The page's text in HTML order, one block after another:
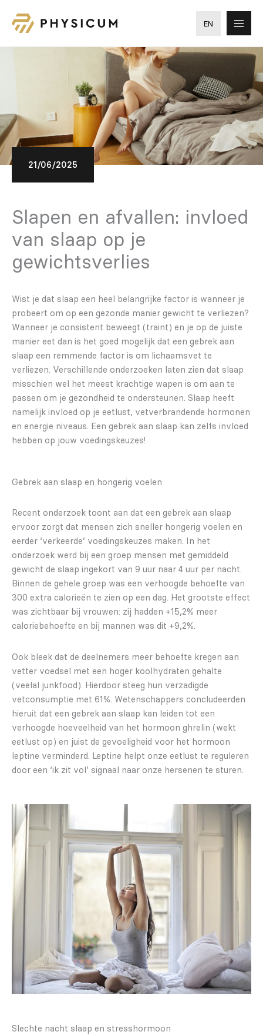
naar
inhoud
EN
21/06/2025
Slapen en afvallen: invloed
van slaap op je
gewichtsverlies
Wist je dat slaap een heel belangrijke factor is wanneer je
probeert om op een gezonde manier gewicht te verliezen?
Wanneer je consistent beweegt (traint) en je op de juiste
manier eet dan is het goed mogelijk dat een gebrek aan
slaap een remmende factor is om lichaamsvet te
verliezen. Verschillende onderzoeken laten zien dat slaap
misschien wel het meest krachtige wapen is om aan te
passen om je gezondheid te ondersteunen. Slaap heeft
namelijk invloed op je eetlust, vetverbrandende hormonen
en energie niveaus. Een gebrek aan slaap kan zelfs invloed
hebben op jouw voedingskeuzes!
Gebrek aan slaap en hongerig voelen
Recent onderzoek toont aan dat een gebrek aan slaap
ervoor zorgt dat mensen zich sneller hongerig voelen en
eerder ‘verkeerde’ voedingskeuzes maken. In het
onderzoek werd bij een groep mensen met gemiddeld
gewicht de slaap ingekort van 9 uur naar 4 uur per nacht.
Binnen de gehele groep was een verhoogde behoefte van
300 extra calorieën te zien op een dag. Het grootste effect
was zichtbaar bij vrouwen: zij hadden +15,2% meer
caloriebehoefte en bij mannen was dit +9,2%.
Ook bleek dat de deelnemers meer behoefte kregen aan
vetter voedsel met een hoger koolhydraten gehalte
(veelal junkfood). Hierdoor steeg hun verzadigde
vetconsumptie met 61%. Wetenschappers concludeerden
hieruit dat een gebrek aan slaap kan leiden tot een
verhoogde hoeveelheid van het hormoon ghrelin (wekt
eetlust op) en juist de gevoeligheid voor het hormoon
leptine verminderd. Leptine helpt onze eetlust te reguleren
door een ‘ik zit vol’ signaal naar onze hersenen te sturen.
Slechte nacht slaap en stresshormoon